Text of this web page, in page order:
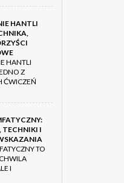
HANTLI
HANTLI
Z
ĆWICZEŃ
TECHNIKI I
TO
I